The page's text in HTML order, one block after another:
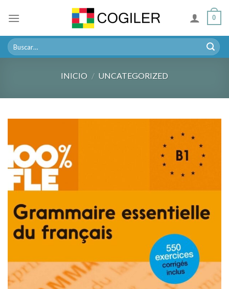
0
Buscar
por:
INICIO / UNCATEGORIZED